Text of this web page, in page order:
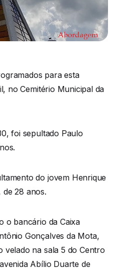
para esta
no Cemitério Municipal da
foi sepultado Paulo
do jovem Henrique
de 28 anos.
o bancário da Caixa
Gonçalves da Mota,
velado na sala 5 do Centro
Abílio Duarte de